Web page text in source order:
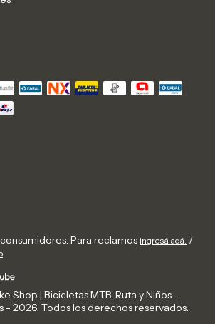
Para reclamos ingresá acá. /
Shop | Bicicletas MTB, Ruta y Niños -
- 2026. Todos los derechos reservados.